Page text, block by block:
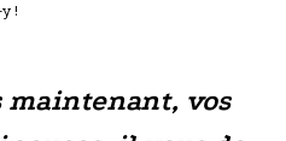
!
maintenant, vos